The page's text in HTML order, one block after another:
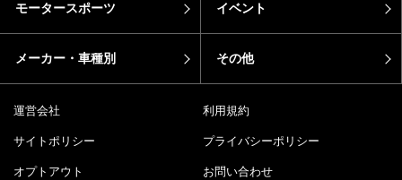
モータースポーツ イベント
メーカー・車種別 その他
運営会社 利用規約
サイトポリシー プライバシーポリシー
オプトアウト お問い合わせ